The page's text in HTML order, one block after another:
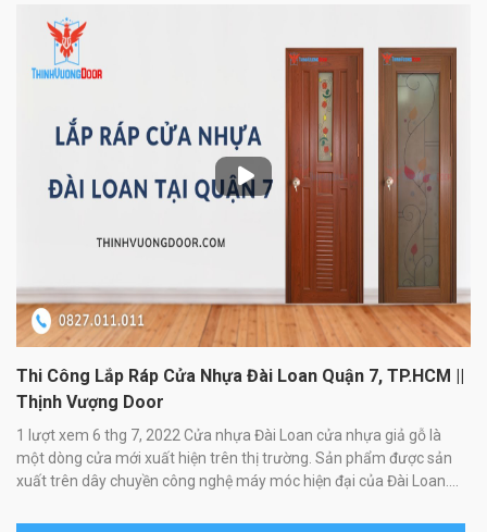
Thi Công Lắp Ráp Cửa Nhựa Đài Loan Quận 7, TP.HCM ||
Thịnh Vượng Door
1 lượt xem 6 thg 7, 2022 Cửa nhựa Đài Loan cửa nhựa giả gỗ là
một dòng cửa mới xuất hiện trên thị trường. Sản phẩm được sản
xuất trên dây chuyền công nghệ máy móc hiện đại của Đài Loan.
cao cho không gian nội thất